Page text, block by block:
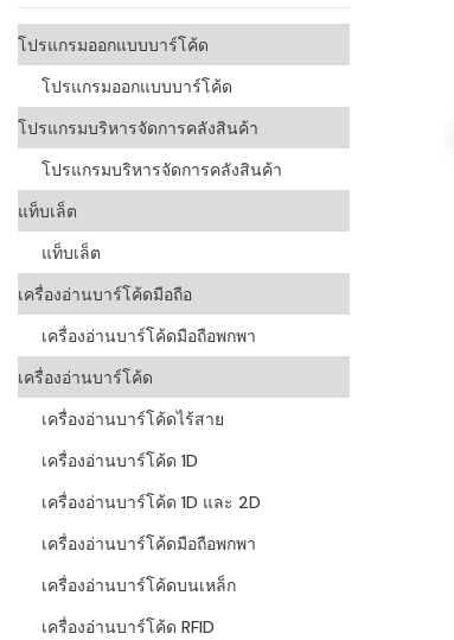
โปรแกรมออกแบบบาร์โค้ด
โปรแกรมออกแบบบาร์โค้ด
โปรแกรมบริหารจัดการคลังสินค้า
โปรแกรมบริหารจัดการคลังสินค้า
แท็บเล็ต
แท็บเล็ต
เครื่องอ่านบาร์โค้ดมือถือ
เครื่องอ่านบาร์โค้ดมือถือพกพา
เครื่องอ่านบาร์โค้ด
เครื่องอ่านบาร์โค้ดไร้สาย
เครื่องอ่านบาร์โค้ด 1D
เครื่องอ่านบาร์โค้ด 1D และ 2D
เครื่องอ่านบาร์โค้ดมือถือพกพา
เครื่องอ่านบาร์โค้ดบนเหล็ก
เครื่องอ่านบาร์โค้ด RFID